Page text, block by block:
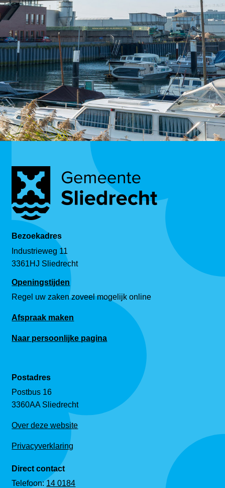
Bezoekadres
Industrieweg 11
3361HJ Sliedrecht
Openingstijden
Regel uw zaken zoveel mogelijk online
Afspraak maken
Naar persoonlijke pagina
Postadres
Postbus 16
3360AA Sliedrecht
Over deze website
Privacyverklaring
Direct contact
Telefoon:14 0184